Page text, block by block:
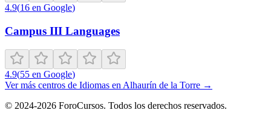
4.9(16 en Google)
Campus III Languages
4.9(55 en Google)
Ver más centros de Idiomas en Alhaurín de la Torre →
© 2024-2026 ForoCursos. Todos los derechos reservados.